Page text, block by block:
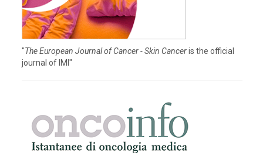
"The European Journal of Cancer - Skin Canceris the official
journal of IMI"